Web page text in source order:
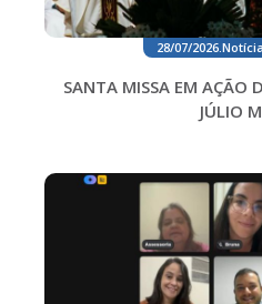
28/07/2026.
SANTA MISSA EM AÇÃO
JÚLIO